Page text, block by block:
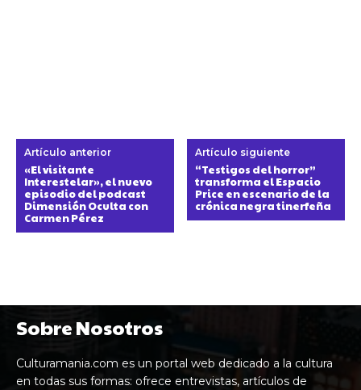
Artículo anterior
«El visitante
Interestelar», el nuevo
episodio del podcast
Dimensión Oculta con
Carmen Pérez
Artículo siguiente
“Testigos del horror”
transforma el Espacio
Price en escenario de la
crónica negra tinerfeña
Sobre Nosotros
Culturamania.com es un portal web dedicado a la cultura
en todas sus formas: ofrece entrevistas, artículos de